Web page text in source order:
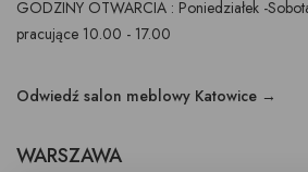
GODZINY OTWARCIA : Poniedziałek -
pracujące 10.00 - 17.00
Odwiedź salon meblowy Katowice →
WARSZAWA